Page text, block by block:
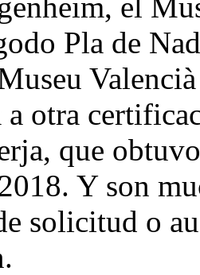
Pla de
a otra
que
Y son
solicitud o